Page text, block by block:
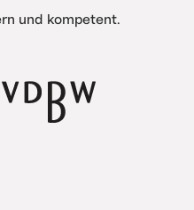
und kompetent.